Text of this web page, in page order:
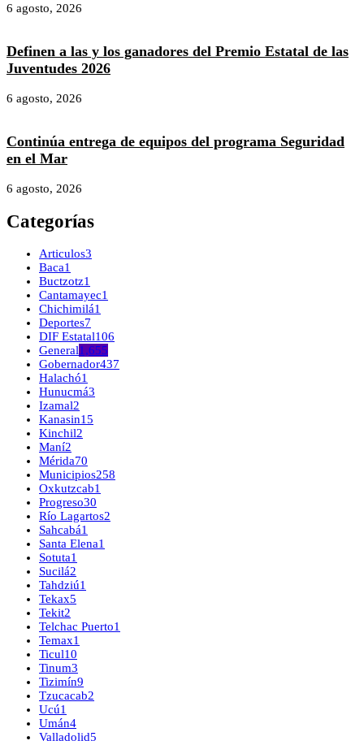
6 agosto, 2026
Definen a las y los ganadores del Premio Estatal de las
Juventudes 2026
6 agosto, 2026
Continúa entrega de equipos del programa Seguridad
en el Mar
6 agosto, 2026
Categorías
Articulos3
Baca1
Buctzotz1
Cantamayec1
Chichimilá1
Deportes7
DIF Estatal106
General1,655
Gobernador437
Halachó1
Hunucmá3
Izamal2
Kanasin15
Kinchil2
Maní2
Mérida70
Municipios258
Oxkutzcab1
Progreso30
Río Lagartos2
Sahcabá1
Santa Elena1
Sotuta1
Sucilá2
Tahdziú1
Tekax5
Tekit2
Telchac Puerto1
Temax1
Ticul10
Tinum3
Tizimín9
Tzucacab2
Ucú1
Umán4
Valladolid5